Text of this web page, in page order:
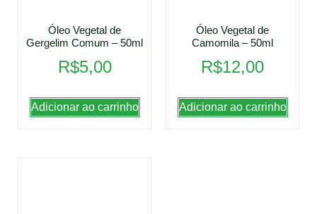
Óleo Vegetal de
Gergelim Comum – 50ml
R$5,00
Adicionar ao carrinho
Óleo Vegetal de
Camomila – 50ml
R$12,00
Adicionar ao carrinho